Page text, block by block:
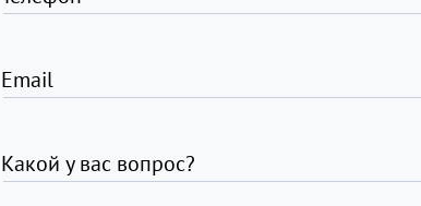
Email
Какой у вас вопрос?